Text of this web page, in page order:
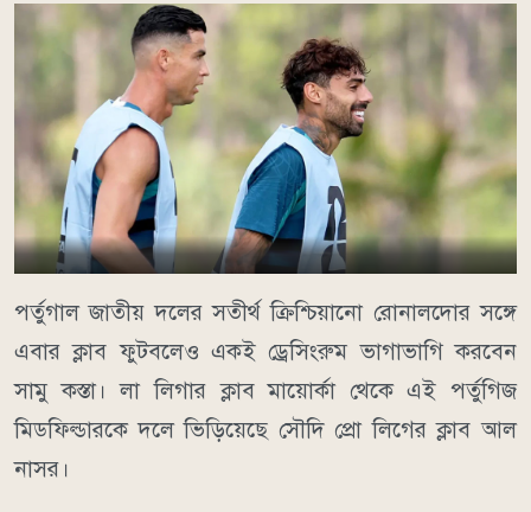
পর্তুগাল জাতীয় দলের সতীর্থ ক্রিশ্চিয়ানো রোনালদোর সঙ্গে
এবার ক্লাব ফুটবলেও একই ড্রেসিংরুম ভাগাভাগি করবেন
সামু কস্তা। লা লিগার ক্লাব মায়োর্কা থেকে এই পর্তুগিজ
মিডফিল্ডারকে দলে ভিড়িয়েছে সৌদি প্রো লিগের ক্লাব আল
নাসর।